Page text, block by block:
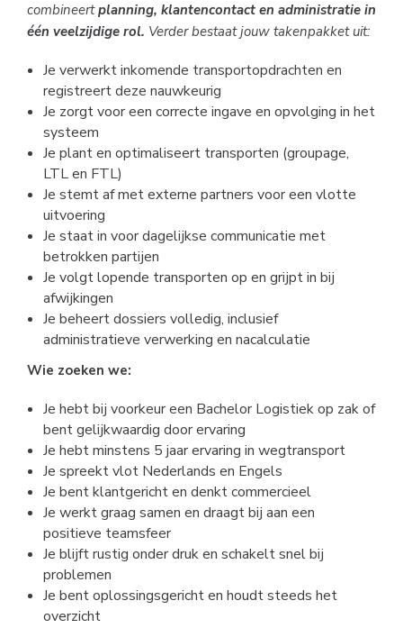
combineertplanning, klantencontact en administratie in
één veelzijdige rol. Verder bestaat jouw takenpakket uit:
Je verwerkt inkomende transportopdrachten en
registreert deze nauwkeurig
Je zorgt voor een correcte ingave en opvolging in het
systeem
Je plant en optimaliseert transporten (groupage,
LTL en FTL)
Je stemt af met externe partners voor een vlotte
uitvoering
Je staat in voor dagelijkse communicatie met
betrokken partijen
Je volgt lopende transporten op en grijpt in bij
afwijkingen
Je beheert dossiers volledig, inclusief
administratieve verwerking en nacalculatie
Wie zoeken we:
Je hebt bij voorkeur een Bachelor Logistiek op zak of
bent gelijkwaardig door ervaring
Je hebt minstens 5 jaar ervaring in wegtransport
Je spreekt vlot Nederlands en Engels
Je bent klantgericht en denkt commercieel
Je werkt graag samen en draagt bij aan een
positieve teamsfeer
Je blijft rustig onder druk en schakelt snel bij
problemen
Je bent oplossingsgericht en houdt steeds het
overzicht